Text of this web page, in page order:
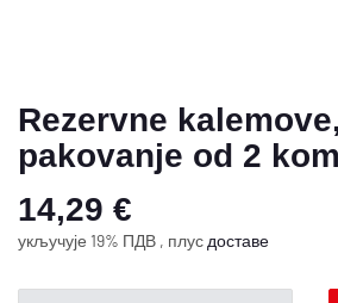
Rezervne kalemove,
pakovanje od 2
14,29 €
укључује 19% ПДВ , плус доставе